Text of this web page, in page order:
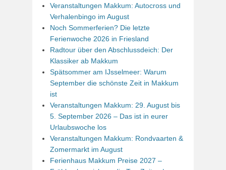
Veranstaltungen Makkum: Autocross und
Verhalenbingo im August
Noch Sommerferien? Die letzte
Ferienwoche 2026 in Friesland
Radtour über den Abschlussdeich: Der
Klassiker ab Makkum
Spätsommer am IJsselmeer: Warum
September die schönste Zeit in Makkum
ist
Veranstaltungen Makkum: 29. August bis
5. September 2026 – Das ist in eurer
Urlaubswoche los
Veranstaltungen Makkum: Rondvaarten &
Zomermarkt im August
Ferienhaus Makkum Preise 2027 –